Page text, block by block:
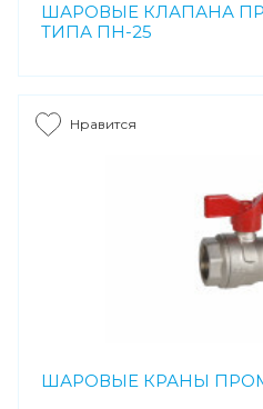
ШАРОВЫЕ КЛАПАНА ПРОМЫШЛЕННОГО
ТИПА ПН-25
Нравится
ШАРОВЫЕ КРАНЫ